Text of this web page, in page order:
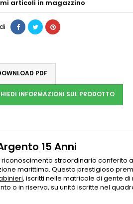
articoli in magazzino
PDF
INFORMAZIONI SUL PRODOTTO
15 Anni
riconoscimento straordinario conferito
marittima. Questo prestigioso
, iscritti nelle matricole di gente di
o in riserva, su unità iscritte nel